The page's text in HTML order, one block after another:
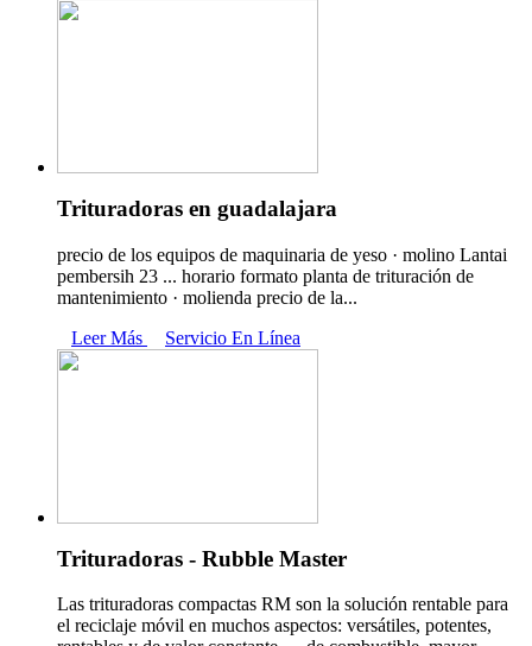
Trituradoras en guadalajara
precio de los equipos de maquinaria de yeso · molino Lantai
pembersih 23 ... horario formato planta de trituración de
mantenimiento · molienda precio de la...
Leer Más
Servicio En Línea
Trituradoras - Rubble Master
Las trituradoras compactas RM son la solución rentable para
el reciclaje móvil en muchos aspectos: versátiles, potentes,